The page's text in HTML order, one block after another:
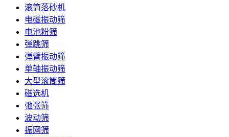
滚筒落砂机
电磁振动筛
电池粉筛
弹跳筛
弹臂振动筛
单轴振动筛
大型滚筒筛
磁选机
弛张筛
波动筛
振网筛